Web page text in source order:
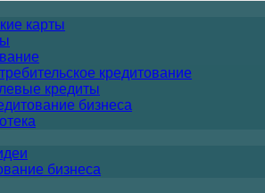
карты
кредитование
кредиты
бизнеса
бизнеса